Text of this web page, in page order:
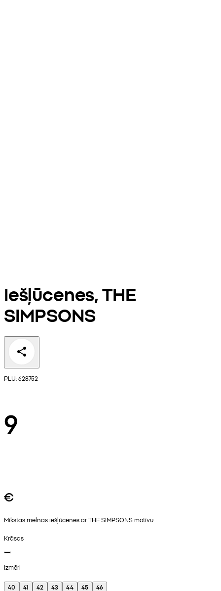
Iešļūcenes, THE
SIMPSONS
PLU: 628752
9
€
Mīkstas melnas iešļūcenes ar THE SIMPSONS motīvu.
Krāsas
Izmēri
40 41 42 43 44 45 46